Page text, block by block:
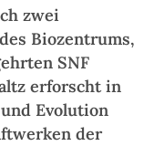
zwei
Biozentrums,
SNF
erforscht in
Evolution
der